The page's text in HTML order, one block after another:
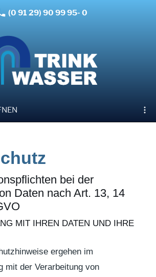
(0 91 29) 90 99 95- 0
bei der
Daten nach Art. 13, 14
MIT IHREN DATEN UND IHRE
ergehen im
mit der Verarbeitung von